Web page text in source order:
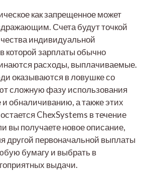
как запрещенное может
Счета будут точкой
индивидуальной
которой зарплаты обычно
расходы, выплачиваемые.
оказываются в ловушке со
сложную фазу использования
обналичиванию, а также этих
ChexSystems в течение
вы получаете новое описание,
другой первоначальной выплаты
бумагу и выбрать в
выдачи.